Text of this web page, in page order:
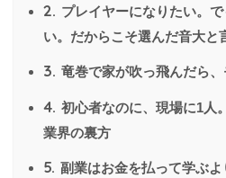
2. プレイヤーになりたい。
い。だからこそ選んだ音大と
3. 竜巻で家が吹っ飛んだら
4. 初心者なのに、現場に1人
業界の裏方
5. 副業はお金を払って学ぶ